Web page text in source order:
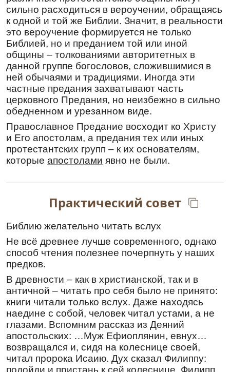
все́м исцеле́ния.
Перевод:
Пустынным жителем и во плоти Ангелом,
Богоносным ты стал, пощением ибдением
отче наш Антоний, небесный дар ты
получил: исцеляешь больных и души
приходящих с верой к раке почитаемых
мощейтвоих. Слава Давшему тебе силу,
слава Венчавшему тебя, слава Подающему
через тебя всем исцеления.
Кондак,глас 8
Жития́ треволне́ния, и мяте́ж мирски́й, и
стра́стная взыгра́ния в ничто́же вмени́в,
пусты́нный граждани́н показа́лся еси́, мно́гих
собра́тель и моле́бник ве́рен, чистоты́
Житейские бури, и суету мирскую, и
страстные восстания посчитав ничем, ты
стал жителем пустыни и был наставником
для многих, Антоний
собиратель и истинный молитвенник,
любитель чистоты, моли Христа Бога о
спасении душ наших.
Молитва
О, преподо́бне о́тче на́ш Анто́ние! И́же от
ю́ности твоея́ путе́м креста́ ше́ствовати
возлюби́л еси́, в моли́твах и труда́х, в
поще́ниях и бде́нии, в безмо́лвии и му́дрости
сильно расходиться в вероучении, обращаясь
к одной и той же Библии. Значит, в реальности
это вероучение формируется не только
Библией, но и преданием той или иной
общины – толкованиями авторитетных в
данной группе богословов, сложившимися в
ней обычаями и традициями. Иногда эти
частные предания захватывают часть
церковного Предания, но неизбежно в сильно
обедненном и урезанном виде.
Православное Предание восходит ко Христу
и Его апостолам, а предания тех или иных
протестантских групп – к их основателям,
которые апостолами явно не были.
Практический совет
Библию желательно читать вслух
Не всё древнее лучше современного, однако
способ чтения полезнее почерпнуть у наших
предков.
В древности – как в христианской, так и в
античной – читать про себя было не принято:
книги читали только вслух. Даже находясь
наедине с собой, человек читал устами, а не
глазами. Вспомним рассказ из Деяний
апостольских: …Муж Ефиоплянин, евнух…
возвращался и, сидя на колеснице своей,
читал пророка Исаию. Дух сказал Филиппу:
подойди и пристань к сей колеснице. Филипп